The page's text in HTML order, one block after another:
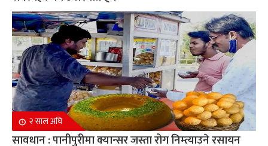
२ साल अघि
सावधान : पानीपुरीमा क्यान्सर जस्ता रोग निम्त्याउने रसायन